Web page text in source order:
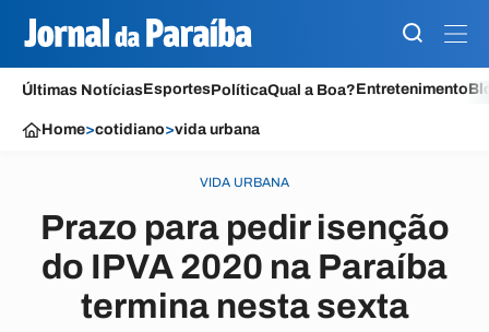
Últimas NotíciasEsportesPolíticaQual a Boa?Entretenimento
Home>cotidiano>vida urbana
VIDA URBANA
Prazo para pedir isenção
do IPVA 2020 na Paraíba
termina nesta sexta